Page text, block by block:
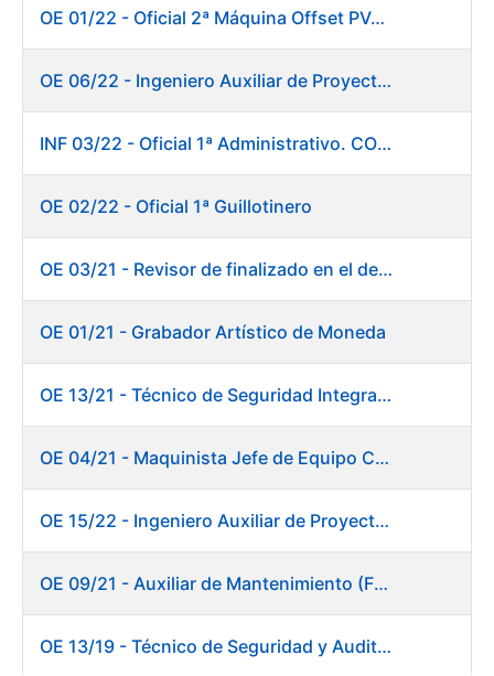
OE 01/22 - Oficial 2ª Máquina Offset PVC+2 colores
OE 06/22 - Ingeniero Auxiliar de Proyectos
INF 03/22 - Oficial 1ª Administrativo. CONSOLIDACIÓN EMPLEO TEMPORAL LARGA DURACIÓN
OE 02/22 - Oficial 1ª Guillotinero
OE 03/21 - Revisor de finalizado en el departamento Fábrica de Papel - Burgos
OE 01/21 - Grabador Artístico de Moneda
OE 13/21 - Técnico de Seguridad Integral (Centro de Trabajo de Burgos)
OE 04/21 - Maquinista Jefe de Equipo Corte y Enfajado
OE 15/22 - Ingeniero Auxiliar de Proyectos - DIT
OE 09/21 - Auxiliar de Mantenimiento (Fábrica de Papel)
OE 13/19 - Técnico de Seguridad y Auditoría Informática. Dirección de Sistemas de Información